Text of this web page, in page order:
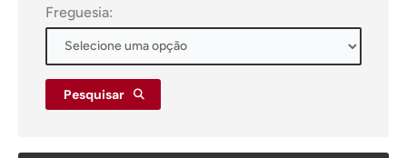
Freguesia:
Pesquisar